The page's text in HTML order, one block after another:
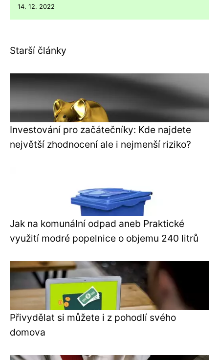
14. 12. 2022
Starší články
Investování pro začátečníky: Kde najdete
největší zhodnocení ale i nejmenší riziko?
Jak na komunální odpad aneb Praktické
využití modré popelnice o objemu 240 litrů
Přivydělat si můžete i z pohodlí svého
domova